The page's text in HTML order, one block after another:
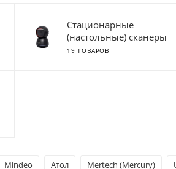
Стационарные
(настольные) сканеры
19 ТОВАРОВ
Mindeo Атол Mertech (Mercury)